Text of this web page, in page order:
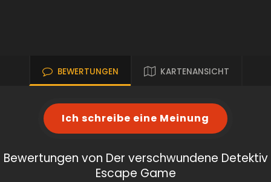
BEWERTUNGEN KARTENANSICHT
Ich schreibe eine Meinung
Bewertungen von Der verschwundene Detektiv
Escape Game